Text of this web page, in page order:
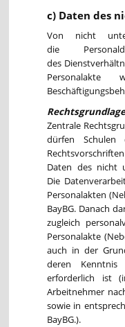
c) Daten des
Von nicht
die
des
Zentrale
dürfen
Daten des nicht
Die
Personalakten
BayBG. Danach
zugleich
Personalakte
auch in der
deren
erforderlich ist
Arbeitnehmer
sowie in
BayBG.).